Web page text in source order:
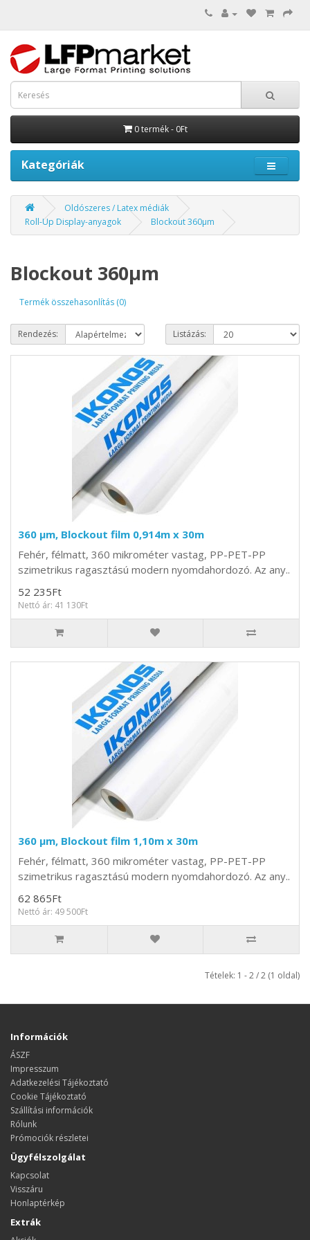
0 termék - 0Ft
Kategóriák
Oldószeres / Latex médiák
Roll-Up Display-anyagok
Blockout 360µm
Blockout 360µm
Termék összehasonlítás (0)
Rendezés: Listázás:
360 µm, Blockout film 0,914m x 30m
Fehér, félmatt, 360 mikrométer vastag, PP-PET-PP
szimetrikus ragasztású modern nyomdahordozó. Az any..
52 235Ft
Nettó ár: 41 130Ft
360 µm, Blockout film 1,10m x 30m
Fehér, félmatt, 360 mikrométer vastag, PP-PET-PP
szimetrikus ragasztású modern nyomdahordozó. Az any..
62 865Ft
Nettó ár: 49 500Ft
Tételek: 1 - 2 / 2 (1 oldal)
Információk
ÁSZF
Impresszum
Adatkezelési Tájékoztató
Cookie Tájékoztató
Szállítási információk
Rólunk
Prómociók részletei
Ügyfélszolgálat
Kapcsolat
Visszáru
Honlaptérkép
Extrák